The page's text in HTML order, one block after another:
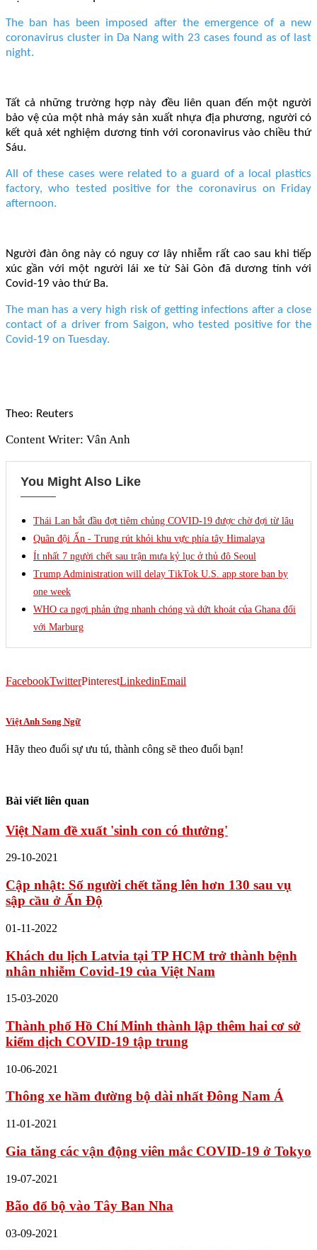
The ban has been imposed after the emergence of a new
coronavirus cluster in Da Nang with 23 cases found as of last
night.
Tất cả những trường hợp này đều liên quan đến một người
bảo vệ của một nhà máy sản xuất nhựa địa phương, người có
kết quả xét nghiệm dương tính với coronavirus vào chiều thứ
Sáu.
All of these cases were related to a guard of a local plastics
factory, who tested positive for the coronavirus on Friday
afternoon.
Người đàn ông này có nguy cơ lây nhiễm rất cao sau khi tiếp
xúc gần với một người lái xe từ Sài Gòn đã dương tính với
Covid-19 vào thứ Ba.
The man has a very high risk of getting infections after a close
contact of a driver from Saigon, who tested positive for the
Covid-19 on Tuesday.
Theo: Reuters
Content Writer: Vân Anh
You Might Also Like
Thái Lan bắt đầu đợt tiêm chủng COVID-19 được chờ đợi từ lâu
Quân đội Ấn - Trung rút khỏi khu vực phía tây Himalaya
Ít nhất 7 người chết sau trận mưa kỷ lục ở thủ đô Seoul
Trump Administration will delay TikTok U.S. app store ban by
one week
WHO ca ngợi phản ứng nhanh chóng và dứt khoát của Ghana đối
với Marburg
FacebookTwitterPinterestLinkedinEmail
Việt Anh Song Ngữ
Hãy theo đuổi sự ưu tú, thành công sẽ theo đuổi bạn!
Bài viết liên quan
Việt Nam đề xuất 'sinh con có thưởng'
29-10-2021
Cập nhật: Số người chết tăng lên hơn 130 sau vụ
sập cầu ở Ấn Độ
01-11-2022
Khách du lịch Latvia tại TP HCM trở thành bệnh
nhân nhiễm Covid-19 của Việt Nam
15-03-2020
Thành phố Hồ Chí Minh thành lập thêm hai cơ sở
kiểm dịch COVID-19 tập trung
10-06-2021
Thông xe hầm đường bộ dài nhất Đông Nam Á
11-01-2021
Gia tăng các vận động viên mắc COVID-19 ở Tokyo
19-07-2021
Bão đổ bộ vào Tây Ban Nha
03-09-2021